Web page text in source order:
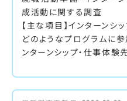
成活動に関する調査
【主な項目】インターンシ
どのようなプログラムに
ンターンシップ・仕事体験